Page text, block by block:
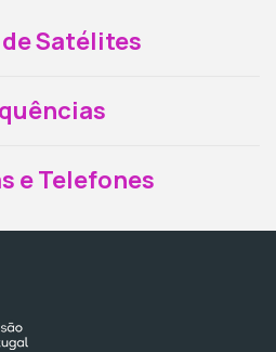
de Satélites
e Telefones